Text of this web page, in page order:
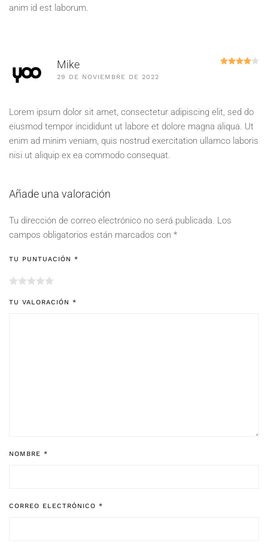
anim id est laborum.
Mike
29 DE NOVIEMBRE DE 2022
Lorem ipsum dolor sit amet, consectetur adipiscing elit, sed do
eiusmod tempor incididunt ut labore et dolore magna aliqua. Ut
enim ad minim veniam, quis nostrud exercitation ullamco laboris
nisi ut aliquip ex ea commodo consequat.
Añade una valoración
Tu dirección de correo electrónico no será publicada. Los
campos obligatorios están marcados con *
TU PUNTUACIÓN *
TU VALORACIÓN *
NOMBRE *
CORREO ELECTRÓNICO *